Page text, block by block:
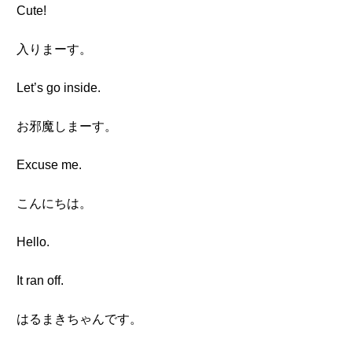
Cute!
入りまーす。
Let’s go inside.
お邪魔しまーす。
Excuse me.
こんにちは。
Hello.
It ran off.
はるまきちゃんです。